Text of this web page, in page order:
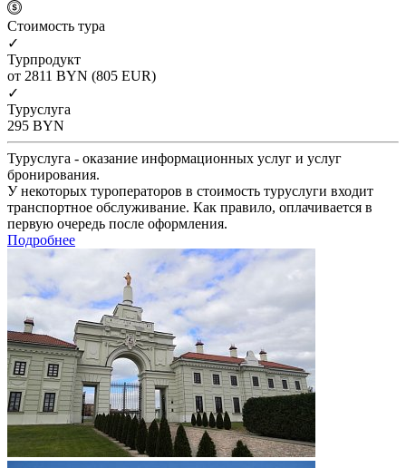
Cтоимость тура
✓
Турпродукт
от 2811 BYN (805 EUR)
✓
Туруслуга
295 BYN
Туруслуга - оказание информационных услуг и услуг
бронирования.
У некоторых туроператоров в стоимость туруслуги входит
транспортное обслуживание. Как правило, оплачивается в
первую очередь после оформления.
Подробнее